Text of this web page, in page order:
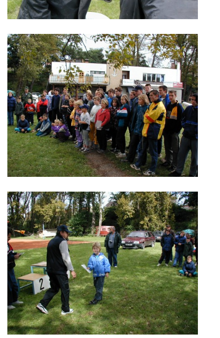
KONTAKTY
VSTUP PRO ČLENY
© 2026 eStránky.cz